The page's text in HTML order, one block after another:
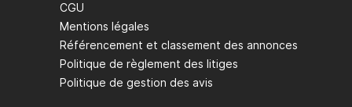
CGU
Mentions légales
Référencement et classement des annonces
Politique de règlement des litiges
Politique de gestion des avis